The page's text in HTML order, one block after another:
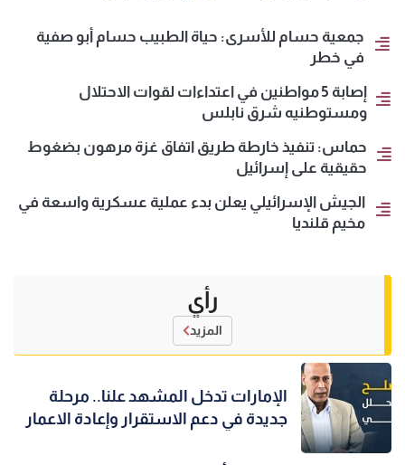
جمعية حسام للأسرى: حياة الطبيب حسام أبو صفية
في خطر
إصابة 5 مواطنين في اعتداءات لقوات الاحتلال
ومستوطنيه شرق نابلس
حماس: تنفيذ خارطة طريق اتفاق غزة مرهون بضغوط
حقيقية على إسرائيل
الجيش الإسرائيلي يعلن بدء عملية عسكرية واسعة في
مخيم قلنديا
رأي
المزيد
الإمارات تدخل المشهد علنا.. مرحلة
جديدة في دعم الاستقرار وإعادة الاعمار